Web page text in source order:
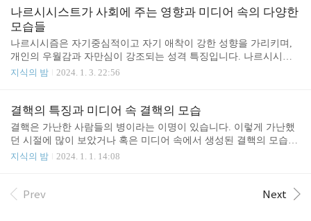
있습..
지 주요한 원인들에 대해 설명하겠습니다. 첫째로 통화의 계혁입니
다. 국가가 경제적인 어려움이나 인플레이션 등으로 인해 통화 개혁
을 시도할 때, 기존 화폐를 새로운 화폐로 교체하는 경우가 있습니
다. 이는 과거의 부채를 정리하거나 경제의 안정을 위한 시도로 이루
어집니다. 그 다음은 여러 국가가 통화를 공유하는 통화 연합이나 공
통 통화를 도입하는 경우가 있습니다. 예를 들어, 유로존에서는 여..
나르시시스트가 사회에 주는 영향과 미디어 속의 다양한
모습들
나르시시즘은 자기중심적이고 자기 애착이 강한 성향을 가리키며,
개인의 우월감과 자만심이 강조되는 성격 특징입니다. 나르시시스
트가 성공한 사람들도 있지만, 그들이 어떤 분야에서 성공한 경우라
요? 사회 속에 나르시시즘 나르시시즘은 사회 속에서 다양한 형태로
나타날 수 있습니다. 나르시시스트 특징은 개인의 성격에 따라 다르
게 나타날 수 있으며, 사회적인 관계와 구조에 영향을 미치는데 일반
적으로 다음과 같은 형태로 나타납니다. 가까운 일터에서 그들의 모
습을 볼 수 있습니다. 특히 기업이나 조직 내에서 일어나는 경우, 나
협력을 어..
지식의 밤 2024. 1. 3. 22:56
결핵의 특징과 미디어 속 결핵의 모습
결핵은 가난한 사람들의 병이라는 이명이 있습니다. 이렇게 가난했
던 시절에 많이 보았거나 혹은 미디어 속에서 생성된 결핵의 모습일
것입니다. 그렇다면 결핵의 진짜 모습은 무엇일까요? 결핵의 특징은
있습니다. 결핵균은 공기 중에서 감염된 사람이 기침, 재채기, 말을
지식의 밤 2024. 1. 1. 14:08
Prev Next